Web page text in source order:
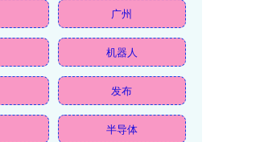
广州
机器人
发布
半导体